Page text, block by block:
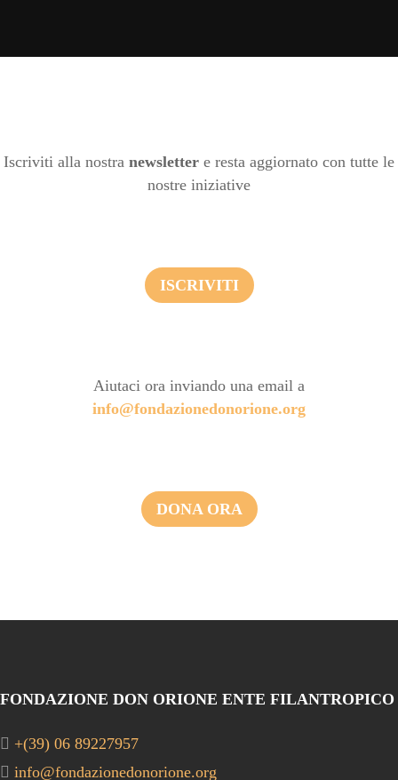
Iscriviti alla nostra newsletter e resta aggiornato con tutte le
nostre iniziative
ISCRIVITI
Aiutaci ora inviando una email a
info@fondazionedonorione.org
DONA ORA
FONDAZIONE DON ORIONE ENTE FILANTROPICO
+(39) 06 89227957
info@fondazionedonorione.org